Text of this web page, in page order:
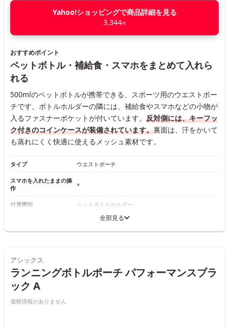
Yahoo!ショッピングで商品詳細を見る
3,344円
おすすめポイント
ペットボトル・補給食・スマホをまとめて入れら
れる
500mlのペットボトルが携帯できる、スポーツ用のウエストポー
チです。ボトルホルダーの隣には、補給食やスマホなどの小物が
入るファスナーポケットが付いています。 反対側には、キーフッ
ク付きのコインケースが装備されています。裏面は、汗をかいて
も蒸れにくく快適に使えるメッシュ素材です。
タイプ ウエストポーチ
スマホを入れたままの操
作
×
付属機能 ペットボトルホルダー
全部見る
アシックス
ランニングボトルポーチ パフォーマンスブラ
ック A
価格情報がありません